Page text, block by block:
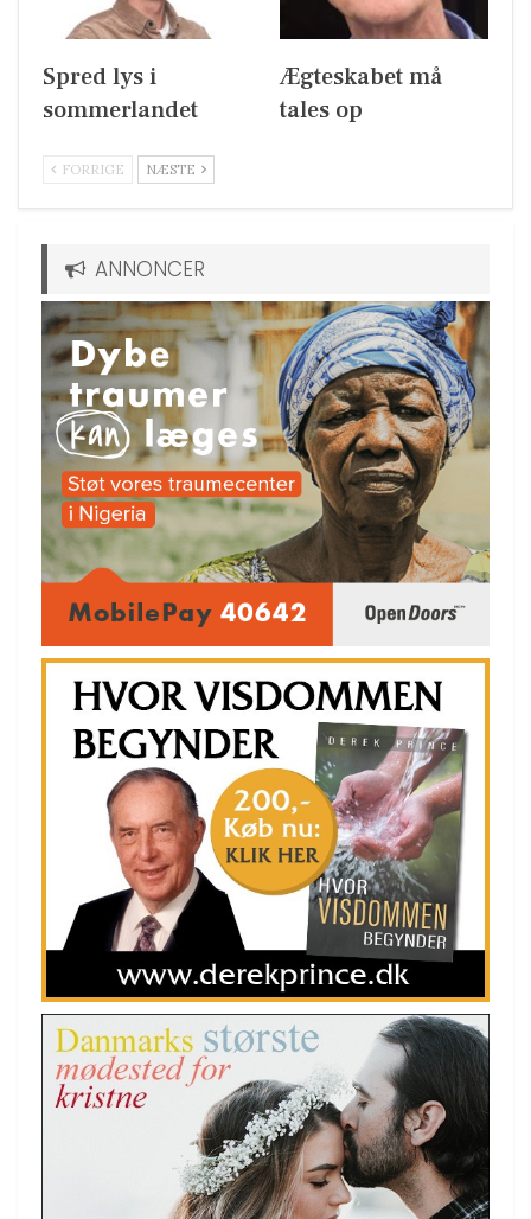
Spred lys i
sommerlandet
Ægteskabet må
tales op
FORRIGE NÆSTE
ANNONCER